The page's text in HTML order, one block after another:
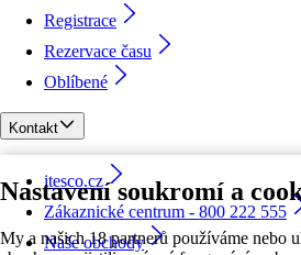
Nastavení soukromí a
My a našich 18 partnerů používáme nebo
Registrace
Rezervace času
Oblíbené
Kontakt
itesco.cz
Zákaznické centrum - 800 222 555
Naše obchody